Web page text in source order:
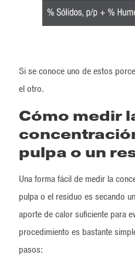
Si se conoce uno de estos
el otro.
Cómo medir
pulpa o un
Una forma fácil de medir la
pulpa o el residuo es secando
aporte de calor suficiente para
procedimiento es bastante
pasos: